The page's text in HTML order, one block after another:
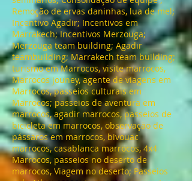
Remoção de ervas daninhas, lua de mel;
Incentivo Agadir; Incentivos em
Marrakech; Incentivos Merzouga;
Merzouga team building; Agadir
teambuilding; Marrakech team building;
turismo em Marrocos, visite marrocos,
Marrocos jouney, agente de viagens em
Marrocos, passeios culturais em
Marrocos; passeios de aventura em
marrocos, agadir marrocos, passeios de
bicicleta em marrocos, observação de
pássaros em marrocos, bivouac
marrocos, casablanca marrocos, 4x4
Marrocos, passeios no deserto de
marrocos, Viagem no deserto; Passeios